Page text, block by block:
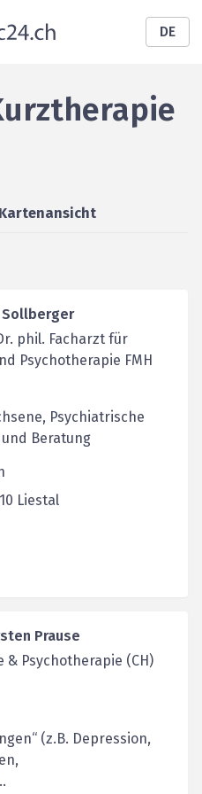
DE
Kartenansicht
Sollberger
phil. Facharzt für
Psychotherapie FMH
Psychiatrische
Beratung
Liestal
Prause
& Psychotherapie (CH)
(z.B. Depression,